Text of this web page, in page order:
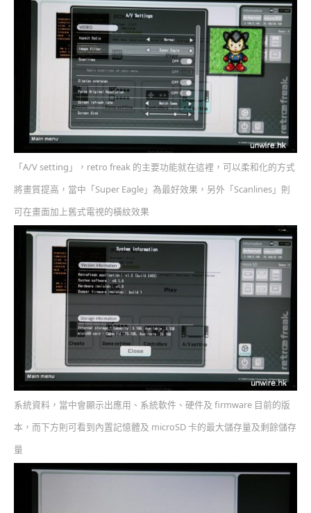
「A/V setting」，retro freak 的主要功能就在這裡，可以柔和化的方式
將畫質提高，當中「Super Eagle」為最好效果，另外「Scanlines」則
可在畫面加上舊式電視的橫紋效果
系統資料，當中會顯示出應用、系統軟件、硬件及 firmware 目前的版
本，而下方則可看到內置記憶體及 microSD 卡的最大儲存量及剩餘儲存
量